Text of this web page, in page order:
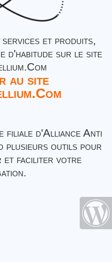
et produits,
d'habitude sur le site
au site
filiale d'Alliance Anti
plusieurs outils pour
et faciliter votre